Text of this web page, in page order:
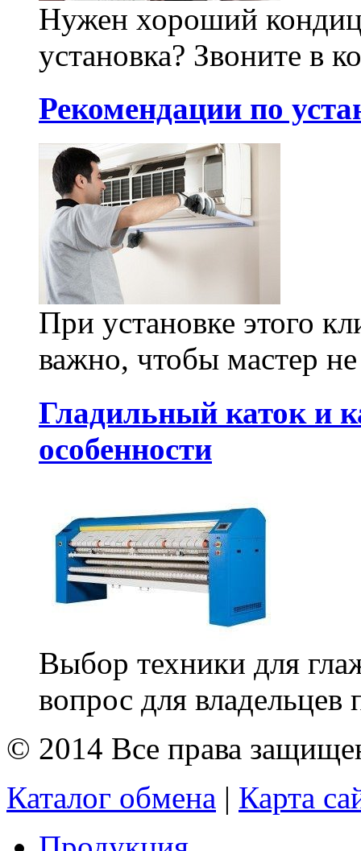
Нужен хороший
установка? Звоните в
Рекомендации по
При установке этого
важно, чтобы мастер
Гладильный каток и
особенности
Выбор техники для
вопрос для
© 2014 Все права
Каталог обмена | Карта